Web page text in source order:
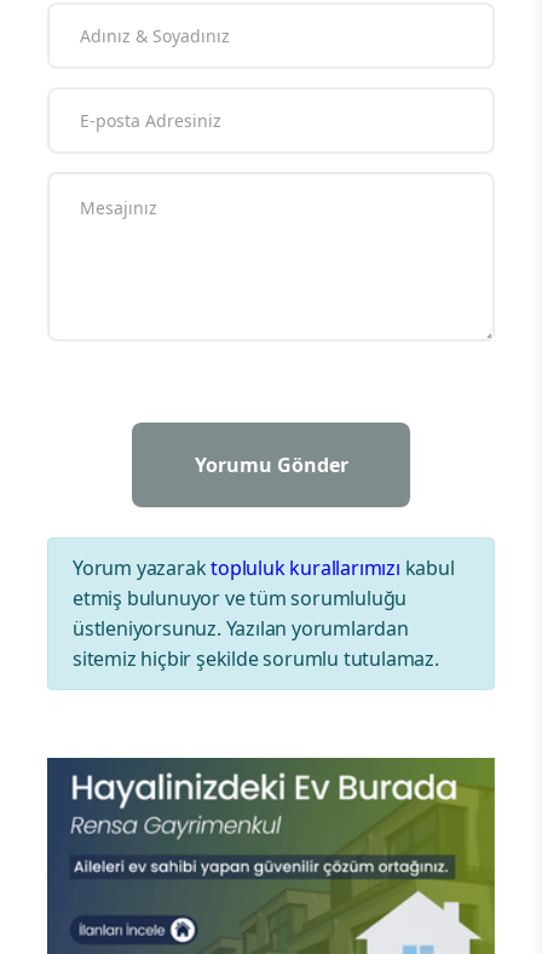
Yorum yazaraktopluluk kurallarımızı kabul
etmiş bulunuyor ve tüm sorumluluğu
üstleniyorsunuz. Yazılan yorumlardan
sitemiz hiçbir şekilde sorumlu tutulamaz.